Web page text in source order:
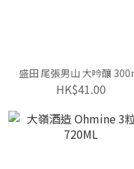
盛田 尾張男山 大吟釀
HK$41.00